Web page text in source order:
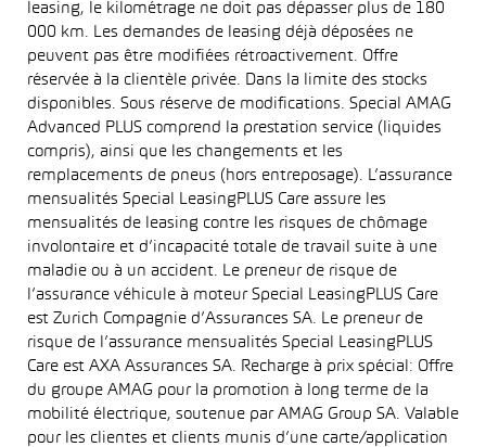
leasing, le kilométrage ne doit pas dépasser plus de 180
000 km. Les demandes de leasing déjà déposées ne
peuvent pas être modifiées rétroactivement. Offre
réservée à la clientèle privée. Dans la limite des stocks
disponibles. Sous réserve de modifications. Special AMAG
Advanced PLUS comprend la prestation service (liquides
compris), ainsi que les changements et les
remplacements de pneus (hors entreposage). L’assurance
mensualités Special LeasingPLUS Care assure les
mensualités de leasing contre les risques de chômage
involontaire et d’incapacité totale de travail suite à une
maladie ou à un accident. Le preneur de risque de
l’assurance véhicule à moteur Special LeasingPLUS Care
est Zurich Compagnie d’Assurances SA. Le preneur de
risque de l’assurance mensualités Special LeasingPLUS
Care est AXA Assurances SA. Recharge à prix spécial: Offre
du groupe AMAG pour la promotion à long terme de la
mobilité électrique, soutenue par AMAG Group SA. Valable
pour les clientes et clients munis d’une carte/application